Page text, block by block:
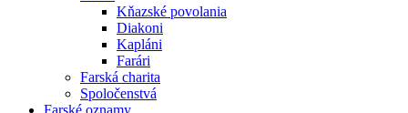
Kňazské povolania
Diakoni
Kapláni
Farári
Farská charita
Spoločenstvá
Farské oznamy